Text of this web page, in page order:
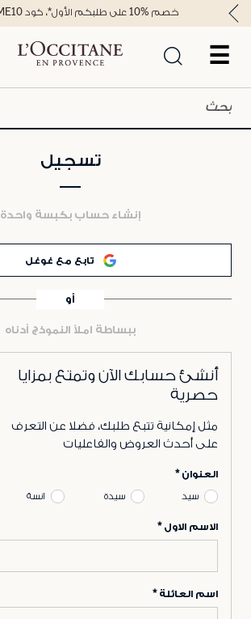
☰
خصم %10 على طلبكم الأول*، كود WELCOME10
تسجيل
إنشاء حساب بكبسة واحدة
تابع مع غوغل
أو
ببساطة املأ النموذج أدناه
أنشئ حسابك الآن وتمتع بمزايا
حصرية
مثل إمكانية تتبع طلبك، فضلا عن التعرف
على أحدث العروض والفاعليات
العنوان
سيد سيدة انسة
الاسم الاول
اسم العائلة